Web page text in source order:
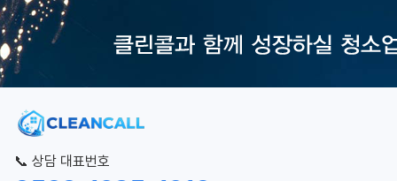
📞 상담 대표번호